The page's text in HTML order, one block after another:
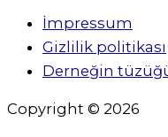
İmpressum
Gizlilik politikası
Derneğin
Copyright © 2026